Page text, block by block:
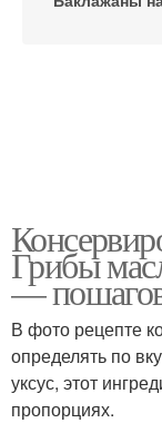
Грибы
—
В фото рецепте
определять по
уксус, этот
пропорциях.